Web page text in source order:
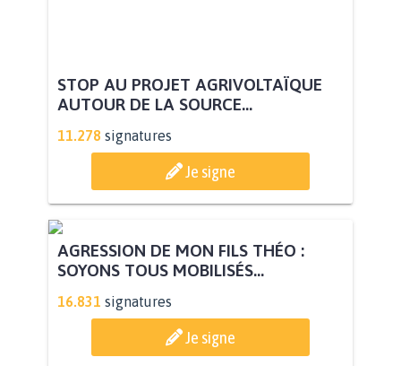
STOP AU PROJET AGRIVOLTAÏQUE
AUTOUR DE LA SOURCE...
11.278 signatures
Je signe